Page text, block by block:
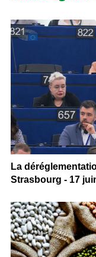
La
Strasbourg - 17